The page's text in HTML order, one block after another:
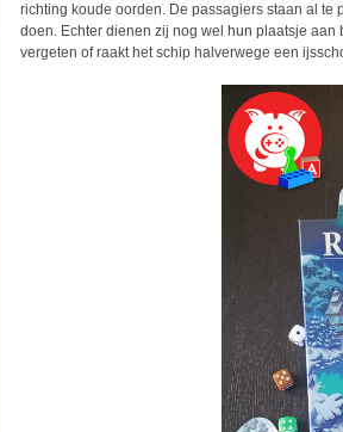
richting koude oorden. De passagiers staan al te
doen. Echter dienen zij nog wel hun plaatsje
vergeten of raakt het schip halverwege een